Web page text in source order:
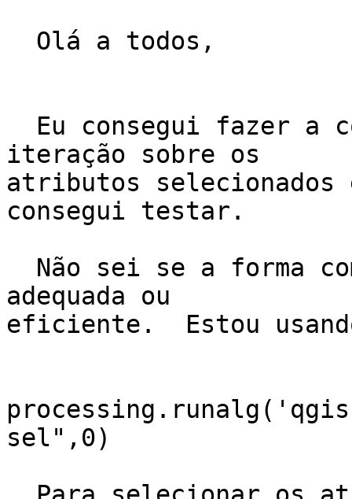
iteração sobre os
atributos selecionados
consegui testar.
adequada ou
eficiente.  Estou
sel",0)